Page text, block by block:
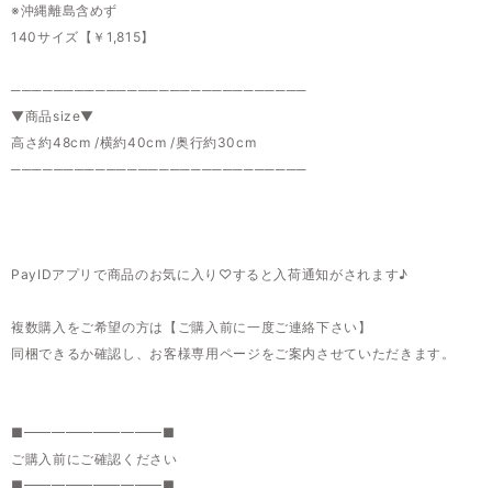
※沖縄離島含めず
140サイズ【￥1,815】
────────────────────────────
▼商品size▼
高さ約48cm /横約40cm /奥行約30cm
────────────────────────────
PayIDアプリで商品のお気に入り♡すると入荷通知がされます♪
複数購入をご希望の方は【ご購入前に一度ご連絡下さい】
同梱できるか確認し、お客様専用ページをご案内させていただきます。
■━━━━━━━━━━■
ご購入前にご確認ください